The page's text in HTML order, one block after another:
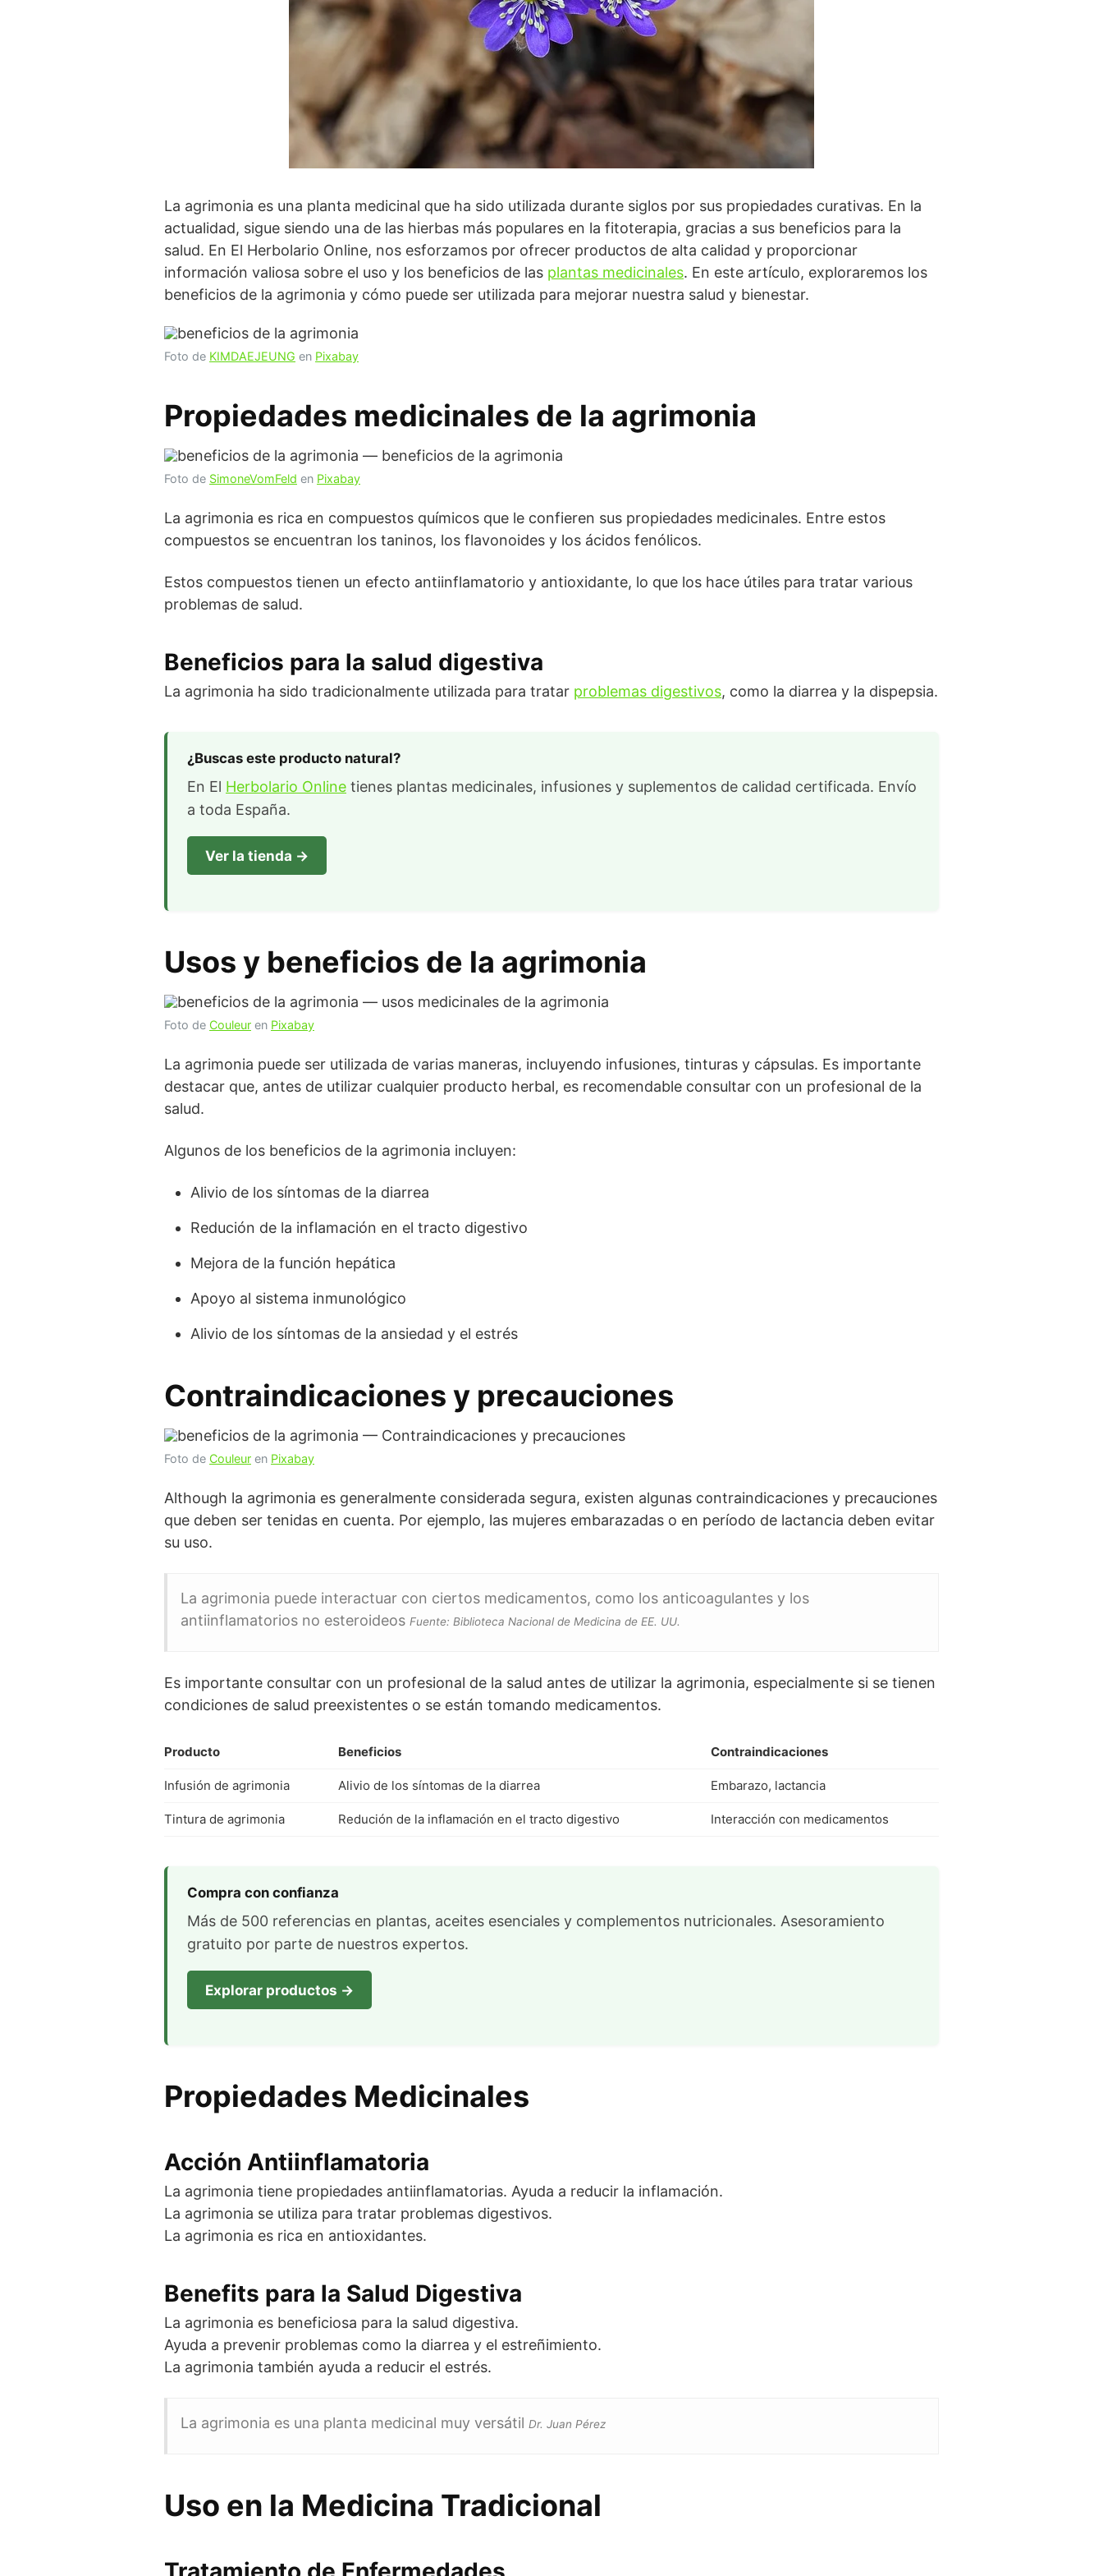
La agrimonia es una planta medicinal que ha sido utilizada durante siglos por sus propiedades curativas. En la
actualidad, sigue siendo una de las hierbas más populares en la fitoterapia, gracias a sus beneficios para la
salud. En El Herbolario Online, nos esforzamos por ofrecer productos de alta calidad y proporcionar
información valiosa sobre el uso y los beneficios de las plantas medicinales. En este artículo, exploraremos los
beneficios de la agrimonia y cómo puede ser utilizada para mejorar nuestra salud y bienestar.
Foto de KIMDAEJEUNG en Pixabay
Propiedades medicinales de la agrimonia
Foto de SimoneVomFeld en Pixabay
La agrimonia es rica en compuestos químicos que le confieren sus propiedades medicinales. Entre estos
compuestos se encuentran los taninos, los flavonoides y los ácidos fenólicos.
Estos compuestos tienen un efecto antiinflamatorio y antioxidante, lo que los hace útiles para tratar various
problemas de salud.
Beneficios para la salud digestiva
La agrimonia ha sido tradicionalmente utilizada para tratar problemas digestivos, como la diarrea y la dispepsia.
¿Buscas este producto natural?
En El Herbolario Online tienes plantas medicinales, infusiones y suplementos de calidad certificada. Envío
a toda España.
Ver la tienda →
Usos y beneficios de la agrimonia
Foto de Couleur en Pixabay
La agrimonia puede ser utilizada de varias maneras, incluyendo infusiones, tinturas y cápsulas. Es importante
destacar que, antes de utilizar cualquier producto herbal, es recomendable consultar con un profesional de la
salud.
Algunos de los beneficios de la agrimonia incluyen:
Alivio de los síntomas de la diarrea
Redución de la inflamación en el tracto digestivo
Mejora de la función hepática
Apoyo al sistema inmunológico
Alivio de los síntomas de la ansiedad y el estrés
Contraindicaciones y precauciones
Foto de Couleur en Pixabay
Although la agrimonia es generalmente considerada segura, existen algunas contraindicaciones y precauciones
que deben ser tenidas en cuenta. Por ejemplo, las mujeres embarazadas o en período de lactancia deben evitar
su uso.
La agrimonia puede interactuar con ciertos medicamentos, como los anticoagulantes y los
antiinflamatorios no esteroideos Fuente: Biblioteca Nacional de Medicina de EE. UU.
Es importante consultar con un profesional de la salud antes de utilizar la agrimonia, especialmente si se tienen
condiciones de salud preexistentes o se están tomando medicamentos.
Producto Beneficios Contraindicaciones
Infusión de agrimonia Alivio de los síntomas de la diarrea Embarazo, lactancia
Tintura de agrimonia Redución de la inflamación en el tracto digestivo Interacción con medicamentos
Compra con confianza
Más de 500 referencias en plantas, aceites esenciales y complementos nutricionales. Asesoramiento
gratuito por parte de nuestros expertos.
Explorar productos →
Propiedades Medicinales
Acción Antiinflamatoria
La agrimonia tiene propiedades antiinflamatorias. Ayuda a reducir la inflamación.
La agrimonia se utiliza para tratar problemas digestivos.
La agrimonia es rica en antioxidantes.
Benefits para la Salud Digestiva
La agrimonia es beneficiosa para la salud digestiva.
Ayuda a prevenir problemas como la diarrea y el estreñimiento.
La agrimonia también ayuda a reducir el estrés.
La agrimonia es una planta medicinal muy versátil Dr. Juan Pérez
Uso en la Medicina Tradicional